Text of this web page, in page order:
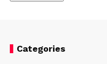
Categories